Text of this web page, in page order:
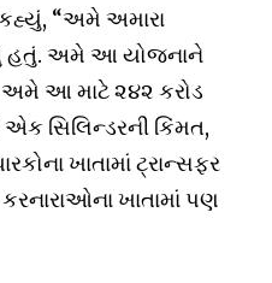
“અમે અમારા
હતું. અમે આ યોજનાને
અમે આ માટે ૨૪૨ કરોડ
સિલિન્ડરની કિંમત,
ખાતામાં ટ્રાન્સફર
ખાતામાં પણ